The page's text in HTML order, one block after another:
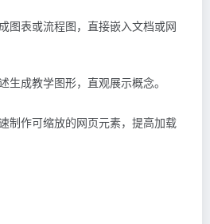
图表或流程图，直接嵌入文档或网
生成教学图形，直观展示概念。
制作可缩放的网页元素，提高加载